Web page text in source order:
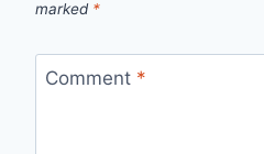
marked *
Comment *